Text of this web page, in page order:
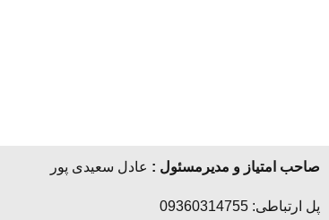
صاحب امتیاز و مدیرمسئول : عادل سعیدی پور
پل ارتباطی: 09360314755